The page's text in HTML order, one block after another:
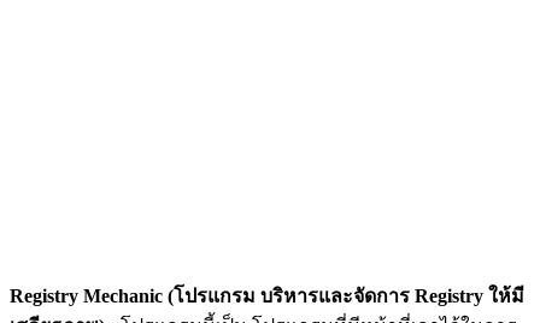
Registry Mechanic (โปรแกรม บริหารและจัดการ Registry ให้มี